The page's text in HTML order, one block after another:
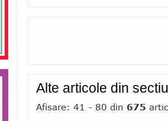
Alte articole din
Afisare: 41 - 80 din 675